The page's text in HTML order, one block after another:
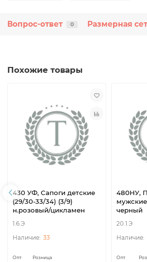
Вопрос-ответ 0 Размерная
Похожие товары
430 УФ, Сапоги детские
(29/30-33/34) (3/9)
н.розовый/цикламен
1.6.Э
33
Опт Розница
480НУ,
черный
20.1.Э
Опт